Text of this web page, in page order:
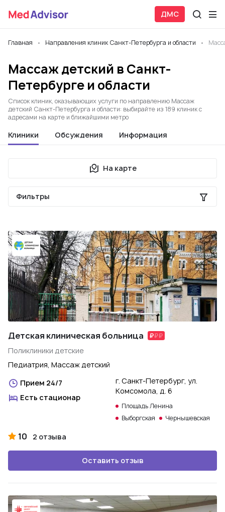
ДМС
Главная Направления клиник Санкт-Петербурга и области
Массаж детский в Санкт-
Петербурге и области
Список клиник, оказывающих услуги по направлению Массаж
детский Санкт-Петербурга и области: выбирайте из 189 клиник с
адресами на карте и ближайшими метро
Клиники Обсуждения Информация
На карте
Фильтры
Детская клиническая больница
Поликлиники детские
Педиатрия, Массаж детский
Прием 24/7
Есть стационар
г. Санкт-Петербург, ул.
Комсомола, д. 6
Площадь Ленина
Выборгская
Чернышевская
10 2 отзыва
Оставить отзыв